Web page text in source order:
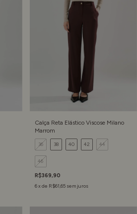
Calça Reta Elástico Viscose Milano
Marrom
36 38 40 42 44
46
R$369,90
6x de R$61,65 sem juros